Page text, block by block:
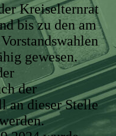
Kreiselternrat
bis zu den am
gewesen.
der
an dieser Stelle